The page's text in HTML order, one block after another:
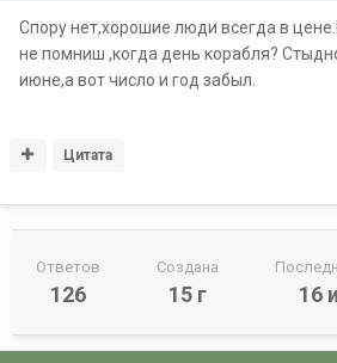
Спору нет,хорошие люди всегда в
не помниш ,когда день корабля?
июне,а вот число и год забыл.
Цитата
Ответов
126
Создана
15 г 16